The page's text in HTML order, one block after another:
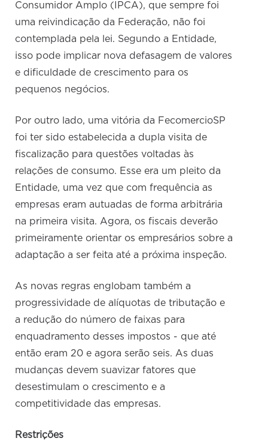
Consumidor Amplo (IPCA), que sempre foi
uma reivindicação da Federação, não foi
contemplada pela lei. Segundo a Entidade,
isso pode implicar nova defasagem de valores
e dificuldade de crescimento para os
pequenos negócios.
Por outro lado, uma vitória da FecomercioSP
foi ter sido estabelecida a dupla visita de
fiscalização para questões voltadas às
relações de consumo. Esse era um pleito da
Entidade, uma vez que com frequência as
empresas eram autuadas de forma arbitrária
na primeira visita. Agora, os fiscais deverão
primeiramente orientar os empresários sobre a
adaptação a ser feita até a próxima inspeção.
As novas regras englobam também a
progressividade de alíquotas de tributação e
a redução do número de faixas para
enquadramento desses impostos - que até
então eram 20 e agora serão seis. As duas
mudanças devem suavizar fatores que
desestimulam o crescimento e a
competitividade das empresas.
Restrições